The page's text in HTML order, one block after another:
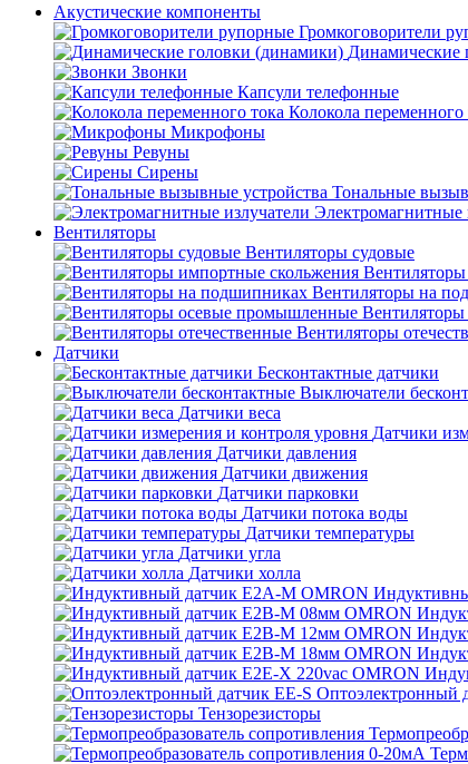
Акустические компоненты
Громкоговорители
Динамические
Звонки
Капсули телефонные
Колокола переменного
Микрофоны
Ревуны
Сирены
Тональные
Электромагнитные
Вентиляторы
Вентиляторы судовые
Вентиляторы на
Вентиляторы
Датчики
Бесконтактные датчики
Выключатели
Датчики веса
Датчики
Датчики давления
Датчики движения
Датчики парковки
Датчики потока воды
Датчики температуры
Датчики угла
Датчики холла
Оптоэлектронный
Тензорезисторы